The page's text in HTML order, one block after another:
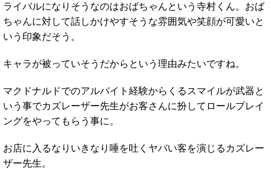
ライバルになりそうなのはおばちゃんという寺村くん。おば
ちゃんに対して話しかけやすそうな雰囲気や笑顔が可愛いと
いう印象だそう。
キャラが被っていそうだからという理由みたいですね。
マクドナルドでのアルバイト経験からくるスマイルが武器と
いう事でカズレーザー先生がお客さんに扮してロールプレイ
ングをやってもらう事に。
お店に入るなりいきなり唾を吐くヤバい客を演じるカズレー
ザー先生。